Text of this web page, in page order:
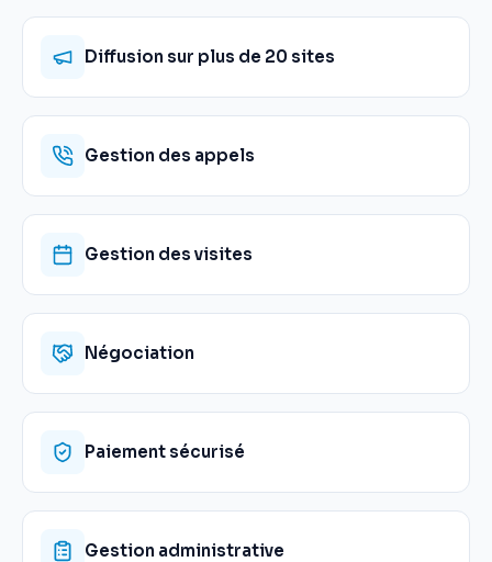
Diffusion sur plus de 20 sites
Gestion des appels
Gestion des visites
Négociation
Paiement sécurisé
Gestion administrative